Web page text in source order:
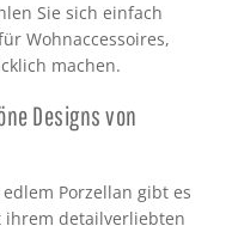
Sie sich einfach
Wohnaccessoires,
machen.
Designs von
Porzellan gibt es
ihrem detailverliebten